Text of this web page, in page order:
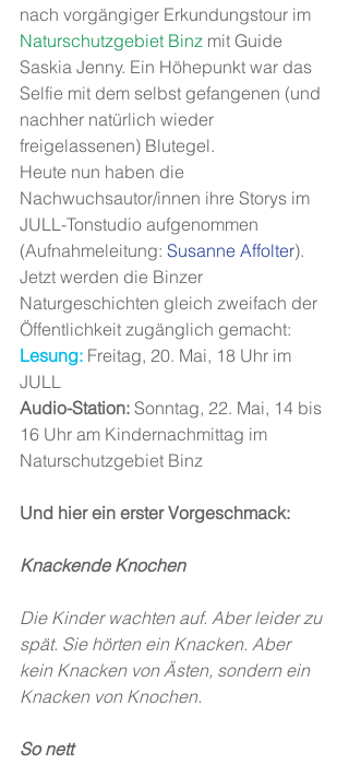
nach vorgängiger Erkundungstour im
Naturschutzgebiet Binz mit Guide
Saskia Jenny. Ein Höhepunkt war das
Selfie mit dem selbst gefangenen (und
nachher natürlich wieder
freigelassenen) Blutegel.
Heute nun haben die
Nachwuchsautor/innen ihre Storys im
JULL-Tonstudio aufgenommen
(Aufnahmeleitung: Susanne Affolter).
Jetzt werden die Binzer
Naturgeschichten gleich zweifach der
Öffentlichkeit zugänglich gemacht:
Lesung: Freitag, 20. Mai, 18 Uhr im
JULL
Audio-Station: Sonntag, 22. Mai, 14 bis
16 Uhr am Kindernachmittag im
Naturschutzgebiet Binz
Und hier ein erster Vorgeschmack:
Knackende Knochen
Die Kinder wachten auf. Aber leider zu
spät. Sie hörten ein Knacken. Aber
kein Knacken von Ästen, sondern ein
Knacken von Knochen.
So nett